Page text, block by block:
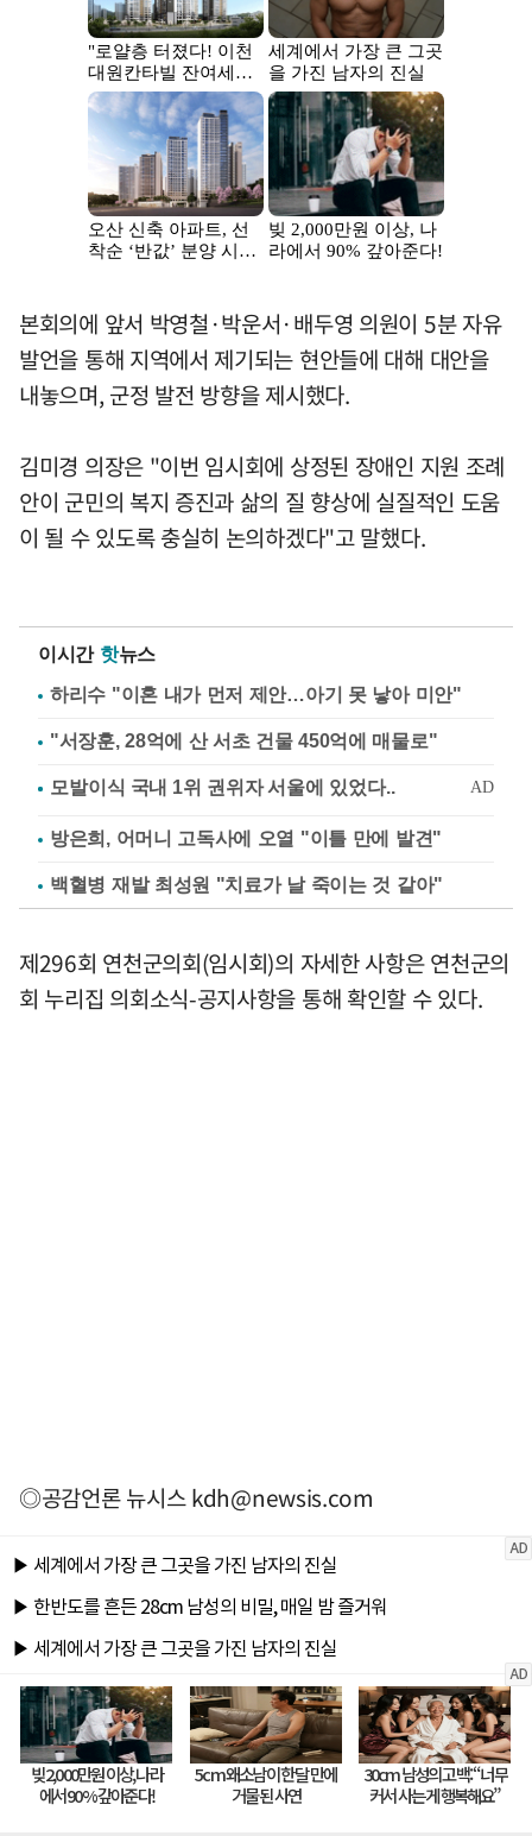
본회의에 앞서 박영철·박운서·배두영 의원이 5분 자유
발언을 통해 지역에서 제기되는 현안들에 대해 대안을
내놓으며, 군정 발전 방향을 제시했다.
김미경 의장은 "이번 임시회에 상정된 장애인 지원 조례
안이 군민의 복지 증진과 삶의 질 향상에 실질적인 도움
이 될 수 있도록 충실히 논의하겠다"고 말했다.
이시간 핫뉴스
하리수 "이혼 내가 먼저 제안…아기 못 낳아 미안"
"서장훈, 28억에 산 서초 건물 450억에 매물로"
방은희, 어머니 고독사에 오열 "이틀 만에 발견"
백혈병 재발 최성원 "치료가 날 죽이는 것 같아"
제296회 연천군의회(임시회)의 자세한 사항은 연천군의
회 누리집 의회소식-공지사항을 통해 확인할 수 있다.
◎공감언론 뉴시스kdh@newsis.com